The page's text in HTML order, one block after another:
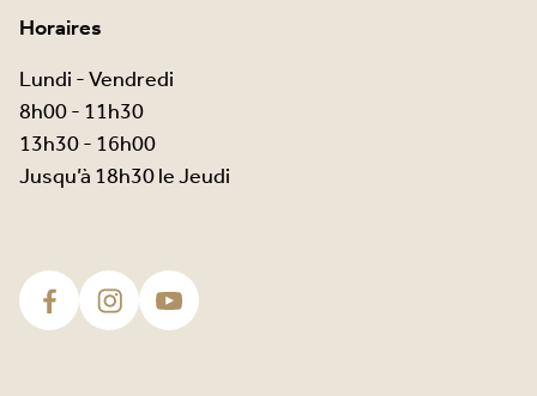
Horaires
Lundi - Vendredi
8h00 - 11h30
13h30 - 16h00
Jusqu’à 18h30 le Jeudi